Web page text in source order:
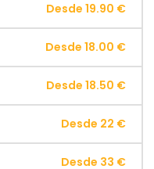
Desde 19.90 €
Desde 18.00 €
Desde 18.50 €
Desde 22 €
Desde 33 €